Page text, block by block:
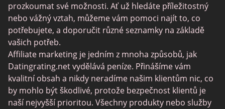
Trans Seznamka
Senior Datování Lokalit
MyLOL
Gay Seznamka
Lesbické Seznamky
prozkoumat své možnosti. Ať už hledáte příležitostný
nebo vážný vztah, můžeme vám pomoci najít to, co
potřebujete, a doporučit různé seznamky na základě
vašich potřeb.
Affiliate marketing je jedním z mnoha způsobů, jak
Datingrating.net vydělává peníze. Přinášíme vám
kvalitní obsah a nikdy neradíme našim klientům nic, co
by mohlo být škodlivé, protože bezpečnost klientů je
naší nejvyšší prioritou. Všechny produkty nebo služby